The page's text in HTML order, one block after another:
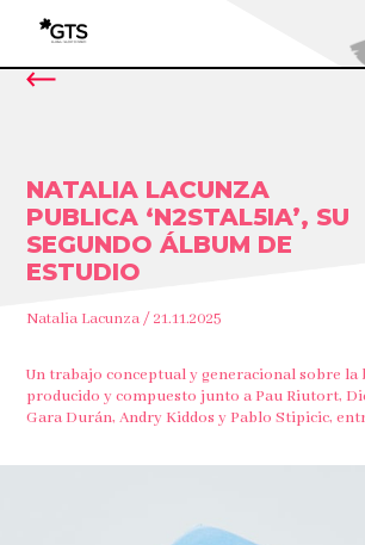
NATALIA LACUNZA
PUBLICA ‘N2STAL5IA’, SU
SEGUNDO ÁLBUM DE
ESTUDIO
Natalia Lacunza / 21.11.2025
Un trabajo conceptual y generacional sobre la
producido y compuesto junto a Pau Riutort,
Gara Durán, Andry Kiddos y Pablo Stipicic,